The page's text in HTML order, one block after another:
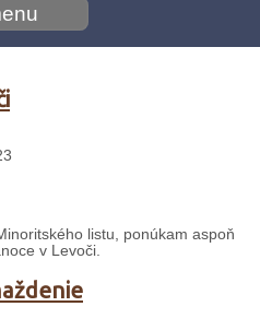
listu, ponúkam aspoň
v Levoči.